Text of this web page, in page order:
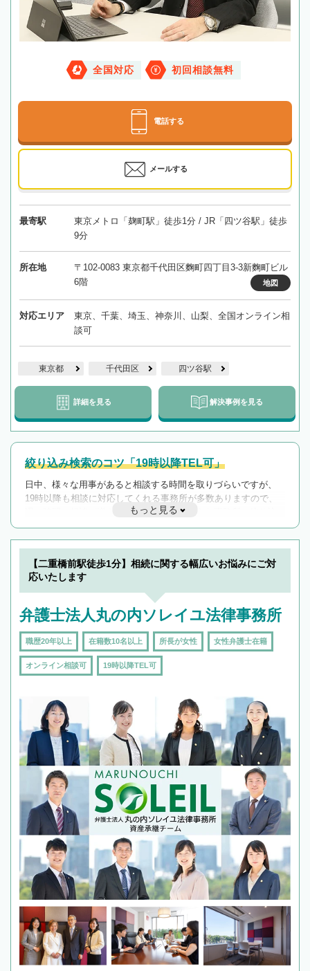
全国対応 初回相談無料
電話する
メールする
最寄駅
東京メトロ「麹町駅」徒歩1分 / JR「四ツ谷駅」徒歩
9分
所在地
〒102-0083 東京都千代田区麴町四丁目3-3新麴町ビル
6階
地図
対応エリア
東京、千葉、埼玉、神奈川、山梨、全国オンライン相
談可
東京都 千代田区 四ツ谷駅
詳細を見る 解決事例を見る
絞り込み検索のコツ「19時以降TEL可」
日中、様々な用事があると相談する時間を取りづらいですが、
19時以降も相談に対応してくれる事務所が多数ありますので、
遅い時間の相談が増えそうな場合はそのような事務所に絞り込
んで検索してみましょう。
19時以降TEL可の条件
を加えて再検索
もっと見る
【二重橋前駅徒歩1分】相続に関する幅広いお悩みにご対
応いたします
弁護士法人丸の内ソレイユ法律事務所
職歴20年以上 在籍数10名以上 所長が女性 女性弁護士在籍
オンライン相談可 19時以降TEL可